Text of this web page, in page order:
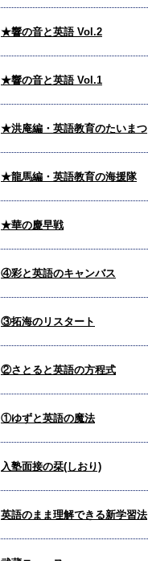
★響の音と英語 Vol.2
★響の音と英語 Vol.1
★洪庵編・英語教育のたいまつ
★龍馬編・英語教育の海援隊
★華の慶早戦
④彩と英語のキャンバス
③拓海のリスタート
②さとると英語の方程式
①ゆずと英語の魔法
入塾面接の栞(しおり)
英語のまま理解できる新学習法